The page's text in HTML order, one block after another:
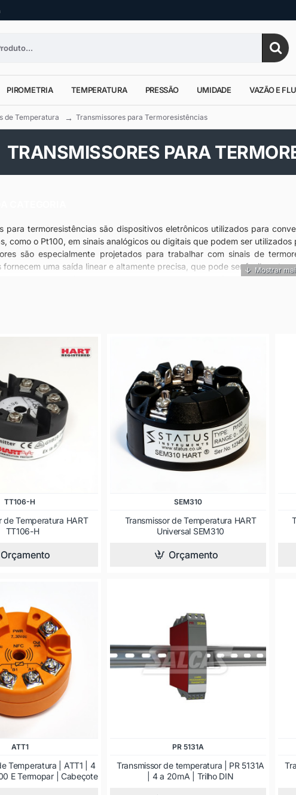
PIROMETRIA TEMPERATURA PRESSÃO UMIDADE VAZÃO E
de Temperatura Transmissores para Termoresistências
TRANSMISSORES PARA
para termoresistências são dispositivos eletrônicos utilizados para
como o Pt100, em sinais analógicos ou digitais que podem ser
são especialmente projetados para trabalhar com sinais de
fornecem uma saída linear e altamente precisa, que pode ser
para termoresistências podem ser encontrados em diferentes
transmissores para termoresistências são dispositivos importantes
TT106-H
de Temperatura HART
TT106-H
Orçamento
SEM310
Transmissor de Temperatura HART
Universal SEM310
Orçamento
ATT1
Temperatura | ATT1 | 4
E Termopar | Cabeçote
PR 5131A
Transmissor de temperatura | PR 5131A
| 4 a 20mA | Trilho DIN